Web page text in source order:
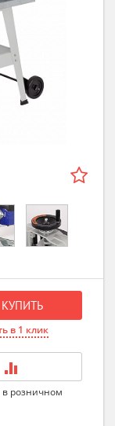
КУПИТЬ
в 1 клик
в розничном